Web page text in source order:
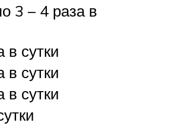
3 – 4 раза в
в сутки
в сутки
в сутки